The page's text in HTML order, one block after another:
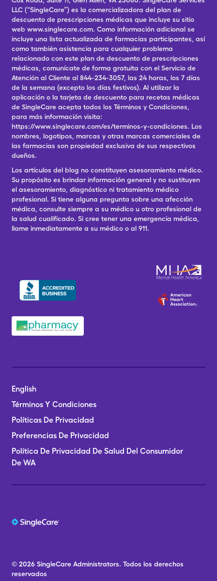
LLC (“SingleCare”) es la comercializadora del plan de
descuento de prescripciones médicas que incluye su sitio
web www.singlecare.com. Como información adicional se
incluye una lista actualizada de farmacias participantes, así
como también asistencia para cualquier problema
relacionado con este plan de descuento de prescripciones
médicas, comunícate de forma gratuita con el Servicio de
Atención al Cliente al 844-234-3057, las 24 horas, los 7 días
de la semana (excepto los días festivos). Al utilizar la
aplicación o la tarjeta de descuento para recetas médicas
de SingleCare acepta todos los Términos y Condiciones,
para más información visita:
https://www.singlecare.com/es/terminos-y-condiciones. Los
nombres, logotipos, marcas y otras marcas comerciales de
las farmacias son propiedad exclusiva de sus respectivos
dueños.
Los artículos del blog no constituyen asesoramiento médico.
Su propósito es brindar información general y no sustituyen
el asesoramiento, diagnóstico ni tratamiento médico
profesional. Si tiene alguna pregunta sobre una afección
médica, consulte siempre a su médico u otro profesional de
la salud cualificado. Si cree tener una emergencia médica,
llame inmediatamente a su médico o al 911.
English
Términos Y Condiciones
Políticas De Privacidad
Preferencias De Privacidad
Política De Privacidad De Salud Del Consumidor
De WA
© 2026 SingleCare Administrators. Todos los derechos
reservados